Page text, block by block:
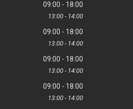
09:00 18:00
13:00 14:00
09:00 18:00
13:00 14:00
09:00 18:00
13:00 14:00
09:00 18:00
13:00 14:00